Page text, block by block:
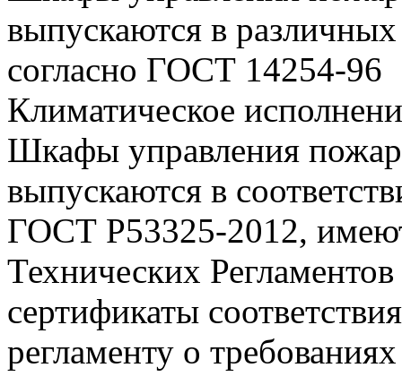
выпускаются в
согласно ГОСТ 14254-96
Климатическое
Шкафы управления
выпускаются в
ГОСТ Р53325-2012,
Технических
сертификаты
регламенту о